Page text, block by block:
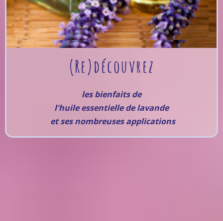
(Re)découvrez
les bienfaits de
l'huile essentielle de lavande
et ses nombreuses applications